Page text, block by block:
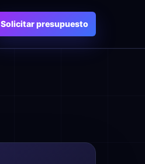
Solicitar presupuesto